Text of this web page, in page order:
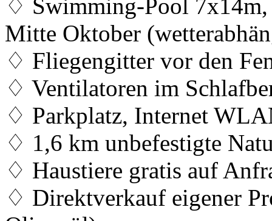
♢ Swimming-Pool
Mitte Oktober
♢ Fliegengitter vor den
♢ Ventilatoren im
♢ Parkplatz, Internet
♢ 1,6 km unbefestigte
♢ Haustiere gratis auf
♢ Direktverkauf eigener